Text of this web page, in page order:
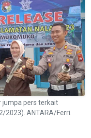
jumpa pers terkait
2023). ANTARA/Ferri.